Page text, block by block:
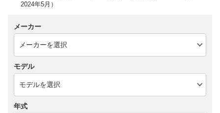
2024年5月）
メーカー
モデル
年式